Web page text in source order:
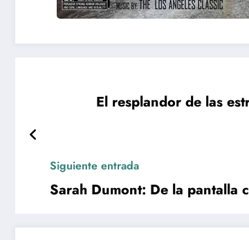
El resplandor de las
Siguiente entrada
Sarah Dumont: De la pantalla